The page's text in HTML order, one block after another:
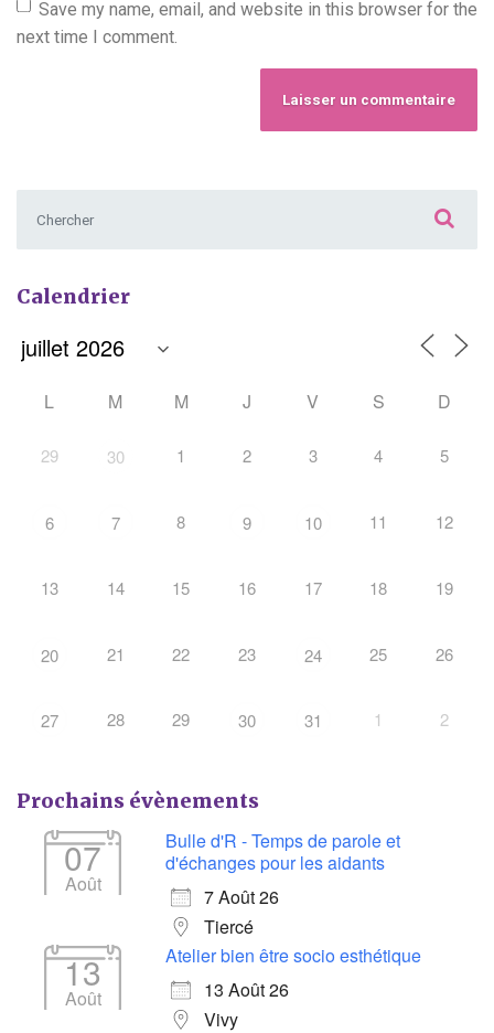
Save my name, email, and website in this browser for the
next time I comment.
Calendrier
L M M J V S D
29 30 1 2 3 4 5
6 7 8 9 10 11 12
13 14 15 16 17 18 19
20 21 22 23 24 25 26
27 28 29 30 31 1 2
Prochains évènements
07
Août
Bulle d'R - Temps de parole et
d'échanges pour les aidants
7 Août 26
Tiercé
13
Août
Atelier bien être socio esthétique
13 Août 26
Vivy